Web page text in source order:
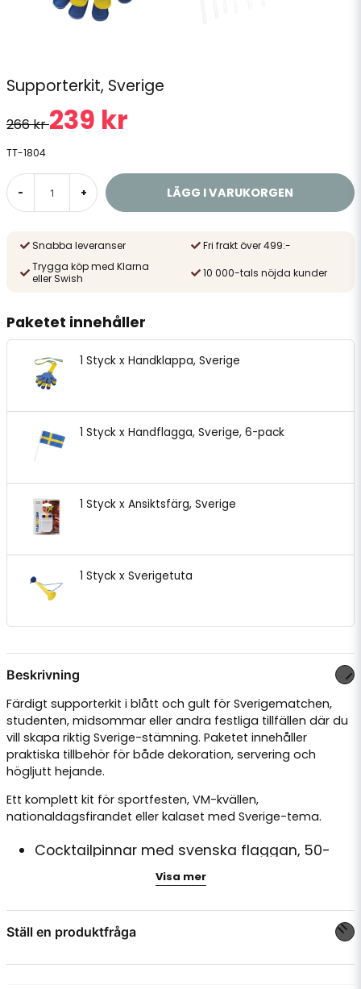
Supporterkit, Sverige
266 kr239 kr
TT-1804
- + LÄGG I VARUKORGEN
Snabba leveranser
Fri frakt över 499:-
Trygga köp med Klarna
eller Swish
10 000-tals nöjda kunder
Paketet innehåller
1 Styck x Handklappa, Sverige
1 Styck x Handflagga, Sverige, 6-pack
1 Styck x Ansiktsfärg, Sverige
1 Styck x Sverigetuta
Beskrivning
Färdigt supporterkit i blått och gult för Sverigematchen,
studenten, midsommar eller andra festliga tillfällen där du
vill skapa riktig Sverige-stämning. Paketet innehåller
praktiska tillbehör för både dekoration, servering och
högljutt hejande.
Ett komplett kit för sportfesten, VM-kvällen,
nationaldagsfirandet eller kalaset med Sverige-tema.
Cocktailpinnar med svenska flaggan, 50-
pack, tillverkade av papp och trästickor
applicering på kind, ansikte eller kropp
Handklappa i blått och gult med band för att
hänga runt halsen, ca 28 x 13 cm
Visa mer
Ställ en produktfråga